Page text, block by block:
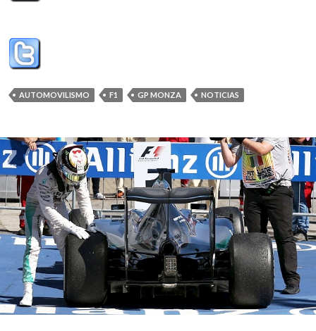
AUTOMOVILISMO F1 GP MONZA NOTICIAS